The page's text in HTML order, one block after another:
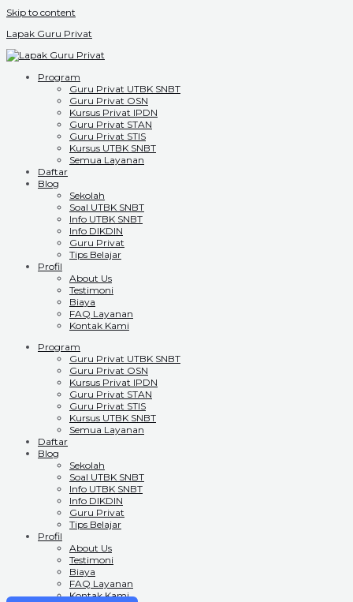
Skip to content
Lapak Guru Privat
Program
Guru Privat UTBK SNBT
Guru Privat OSN
Kursus Privat IPDN
Guru Privat STAN
Guru Privat STIS
Kursus UTBK SNBT
Semua Layanan
Daftar
Blog
Sekolah
Soal UTBK SNBT
Info UTBK SNBT
Info DIKDIN
Guru Privat
Tips Belajar
Profil
About Us
Testimoni
Biaya
FAQ Layanan
Kontak Kami
Program
Guru Privat UTBK SNBT
Guru Privat OSN
Kursus Privat IPDN
Guru Privat STAN
Guru Privat STIS
Kursus UTBK SNBT
Semua Layanan
Daftar
Blog
Sekolah
Soal UTBK SNBT
Info UTBK SNBT
Info DIKDIN
Guru Privat
Tips Belajar
Profil
About Us
Testimoni
Biaya
FAQ Layanan
Kontak Kami